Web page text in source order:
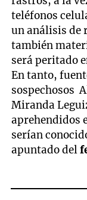
teléfonos
un análisis de
también
será peritado
En tanto,
sospechosos
Miranda
aprehendidos
serían
apuntado del